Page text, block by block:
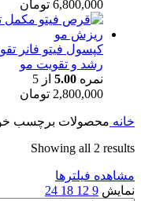
6,800,000 تومان
کپسول فیتو فانر
رشد و تقویت مو
نمره 5.00 از 5
2,800,000 تومان
خانه محصولات برچسب
Showing all 2 results
مشاهده فیلترها
نمایش 9
12
18
24